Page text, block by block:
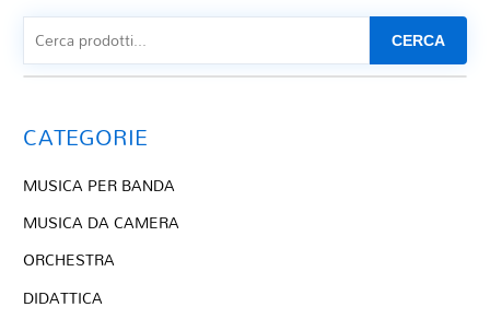
CERCA
CATEGORIE
MUSICA PER BANDA
MUSICA DA CAMERA
ORCHESTRA
DIDATTICA